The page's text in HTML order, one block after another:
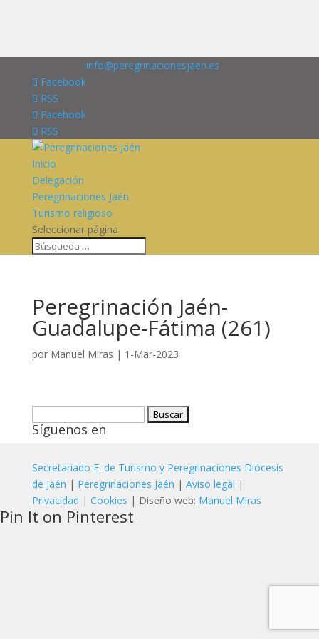
info@peregrinacionesjaen.es
Facebook
RSS
Facebook
RSS
Inicio
Delegación
Peregrinaciones Jaén
Turismo religioso
Seleccionar página
Peregrinación Jaén-
Guadalupe-Fátima (261)
por Manuel Miras | 1-Mar-2023
Síguenos en
Secretariado E. de Turismo y Peregrinaciones Diócesis
de Jaén | Peregrinaciones Jaén | Aviso legal |
Privacidad | Cookies | Diseño web: Manuel Miras
Pin It on Pinterest